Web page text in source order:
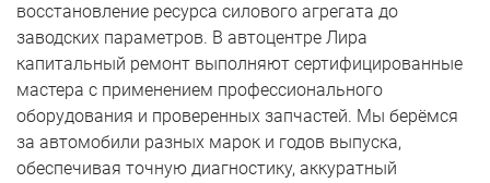
восстановление ресурса силового агрегата до
заводских параметров. В автоцентре Лира
капитальный ремонт выполняют сертифицированные
мастера с применением профессионального
оборудования и проверенных запчастей. Мы берёмся
за автомобили разных марок и годов выпуска,
обеспечивая точную диагностику, аккуратный